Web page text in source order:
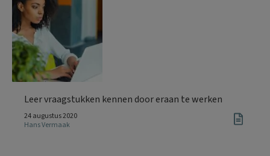
Leer vraagstukken kennen door eraan te werken
24 augustus 2020
Hans Vermaak